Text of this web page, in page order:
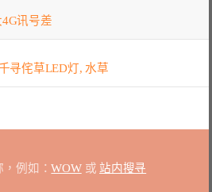
讯号差
寻侘草LED灯, 水草
，例如：WOW或 站内搜寻